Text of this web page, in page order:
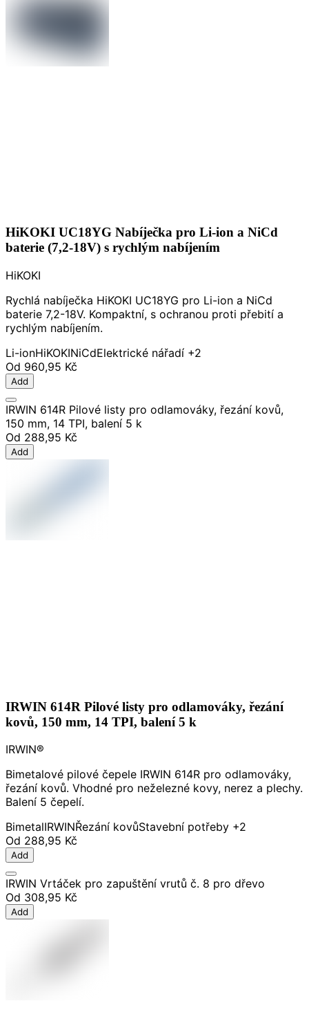
HiKOKI UC18YG Nabíječka pro Li-ion a NiCd
baterie (7,2-18V) s rychlým nabíjením
HiKOKI
Rychlá nabíječka HiKOKI UC18YG pro Li-ion a NiCd
baterie 7,2-18V. Kompaktní, s ochranou proti přebití a
rychlým nabíjením.
Li-ionHiKOKINiCdElektrické nářadí +2
Od 960,95 Kč
Add
IRWIN 614R Pilové listy pro odlamováky, řezání kovů,
150 mm, 14 TPI, balení 5 k
Od 288,95 Kč
Add
IRWIN 614R Pilové listy pro odlamováky, řezání
kovů, 150 mm, 14 TPI, balení 5 k
IRWIN®
Bimetalové pilové čepele IRWIN 614R pro odlamováky,
řezání kovů. Vhodné pro neželezné kovy, nerez a plechy.
Balení 5 čepelí.
BimetalIRWINŘezání kovůStavební potřeby +2
Od 288,95 Kč
Add
IRWIN Vrtáček pro zapuštění vrutů č. 8 pro dřevo
Od 308,95 Kč
Add